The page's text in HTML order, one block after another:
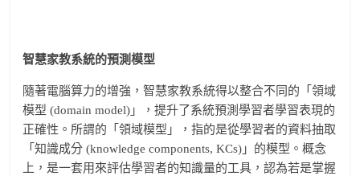
智慧家教系統的預測模型
隨著電腦算力的增強，智慧家教系統得以整合不同的「領域
模型 (domain model)」，提升了系統預測學習者學習表現的
正確性。所謂的「領域模型」，指的是從學習者的資料抽取
「知識成分 (knowledge components, KCs)」的模型。概念
上，是一套用來評估學習者的知識量的工具，認為若是掌握